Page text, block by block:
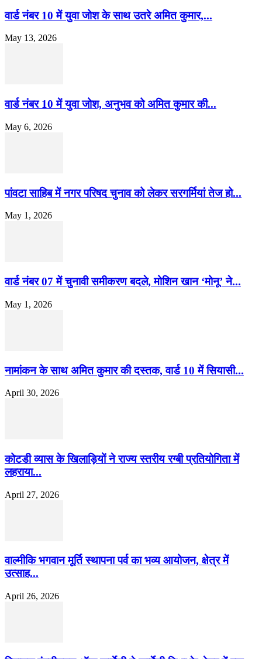
वार्ड नंबर 10 में युवा जोश के साथ उतरे अमित कुमार,...
May 13, 2026
वार्ड नंबर 10 में युवा जोश, अनुभव को अमित कुमार की...
May 6, 2026
पांवटा साहिब में नगर परिषद चुनाव को लेकर सरगर्मियां तेज हो...
May 1, 2026
वार्ड नंबर 07 में चुनावी समीकरण बदले, मोशिन खान ‘मोनू’ ने...
May 1, 2026
नामांकन के साथ अमित कुमार की दस्तक, वार्ड 10 में सियासी...
April 30, 2026
कोटडी व्यास के खिलाड़ियों ने राज्य स्तरीय रग्बी प्रतियोगिता में
लहराया...
April 27, 2026
वाल्मीकि भगवान मूर्ति स्थापना पर्व का भव्य आयोजन, क्षेत्र में
उत्साह...
April 26, 2026